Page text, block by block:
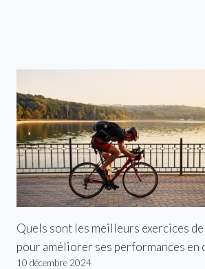
Quels sont les meilleurs exercices
pour améliorer ses performances en
10 décembre 2024